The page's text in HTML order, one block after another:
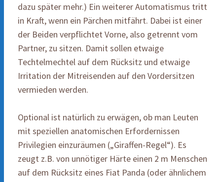
dazu später mehr.) Ein weiterer Automatismus tritt
in Kraft, wenn ein Pärchen mitfährt. Dabei ist einer
der Beiden verpflichtet Vorne, also getrennt vom
Partner, zu sitzen. Damit sollen etwaige
Techtelmechtel auf dem Rücksitz und etwaige
Irritation der Mitreisenden auf den Vordersitzen
vermieden werden.
Optional ist natürlich zu erwägen, ob man Leuten
mit speziellen anatomischen Erfordernissen
Privilegien einzuräumen („Giraffen-Regel“). Es
zeugt z.B. von unnötiger Härte einen 2 m Menschen
auf dem Rücksitz eines Fiat Panda (oder ähnlichem